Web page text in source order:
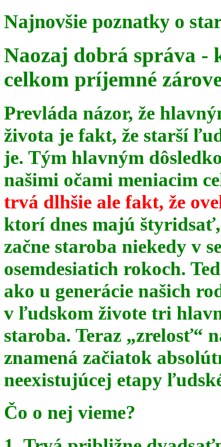
Najnovšie poznatky o
Naozaj dobrá správa -
celkom príjemné
Prevláda názor, že
života je fakt, že starší
je. Tým hlavným
našimi očami meniacim
trvá dlhšie ale fakt, že
ktorí dnes majú
začne staroba niekedy v
osemdesiatich rokoch.
ako u generácie našich
v ľudskom živote tri
staroba. Teraz „zrelosť“
znamená začiatok
neexistujúcej etapy
Čo o nej vieme?